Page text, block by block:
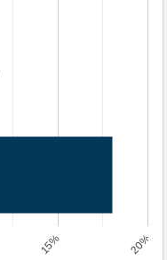
15% 20%